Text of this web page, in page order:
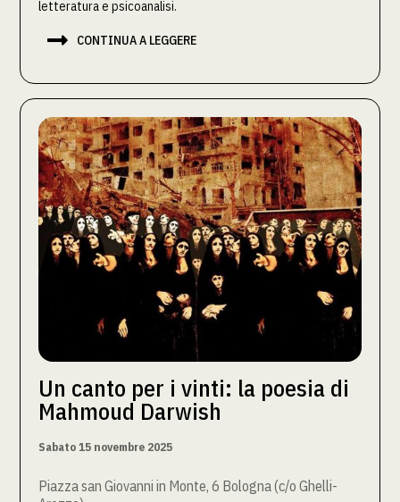
letteratura e psicoanalisi.‍
 CONTINUA A LEGGERE
Un canto per i vinti: la poesia di
Mahmoud Darwish
Sabato 15 novembre 2025
Piazza san Giovanni in Monte, 6 Bologna (c/o Ghelli-